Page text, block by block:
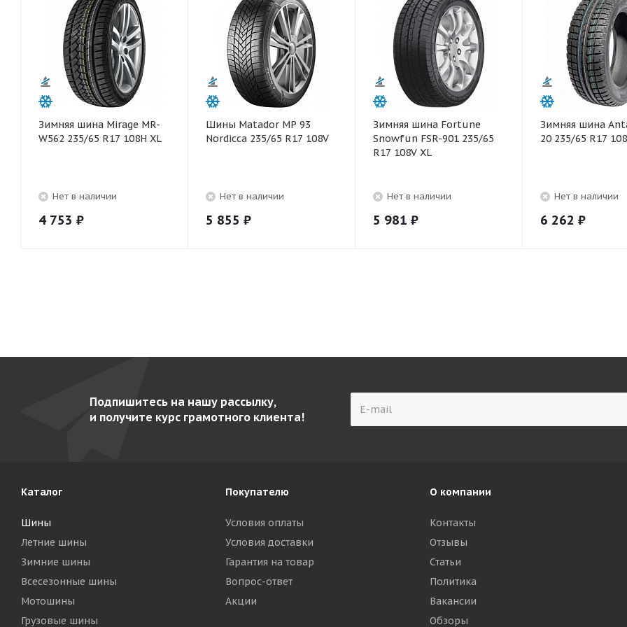
Зимняя шина Mirage MR-
W562 235/65 R17 108H XL
Нет в наличии
4 753 ₽
Шины Matador MP 93
Nordicca 235/65 R17 108V
Нет в наличии
5 855 ₽
Зимняя шина Fortune
Snowfun FSR-901 235/65
R17 108V XL
Нет в наличии
5 981 ₽
Зимняя шина
20 235/65 R17
Нет в наличии
6 262 ₽
Подпишитесь на нашу рассылку,
и получите курс грамотного клиента!
Каталог
Шины
Летние шины
Зимние шины
Всесезонные шины
Мотошины
Грузовые шины
Покупателю
Условия оплаты
Условия доставки
Гарантия на товар
Вопрос-ответ
Акции
О компании
Контакты
Отзывы
Статьи
Политика
Вакансии
Обзоры